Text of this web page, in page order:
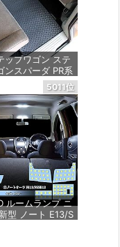
価格：¥10,799
ップワゴン ステ
ンスパーダ PR系
セカンドラグマ
- フロアマット
価格：¥5,940
5011位
ルームランプ ニ
型 ノート E13/S